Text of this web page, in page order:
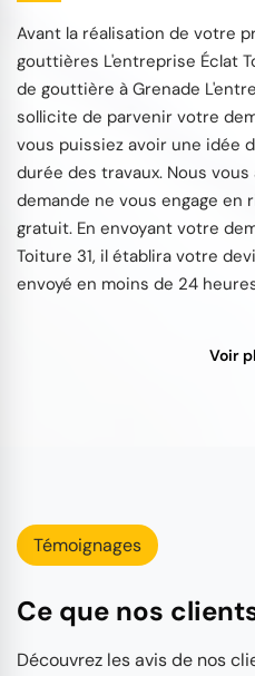
Avant la réalisation de votre
gouttières L'entreprise Éclat
de gouttière à Grenade
sollicite de parvenir votre
vous puissiez avoir une idée
durée des travaux. Nous
demande ne vous engage
gratuit. En envoyant votre
Toiture 31, il établira votre
envoyé en moins de 24
Voir
Témoignages
Ce que nos
Découvrez les avis de nos